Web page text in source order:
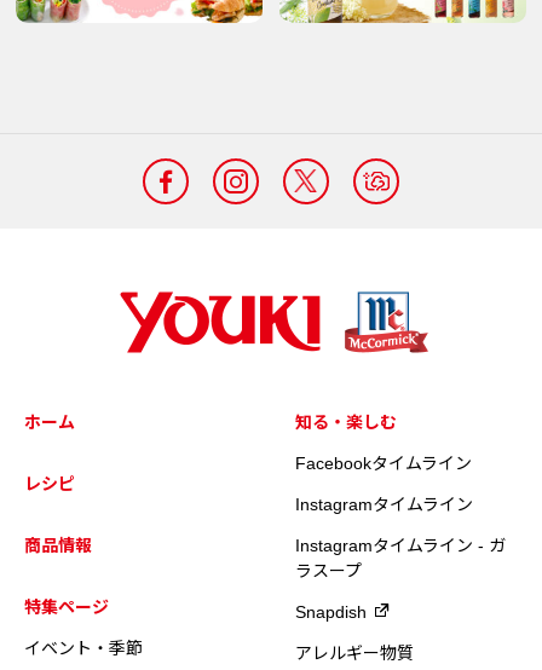
ホーム
レシピ
商品情報
特集ページ
イベント・季節
知る・楽しむ
Facebookタイムライン
Instagramタイムライン
Instagramタイムライン - ガ
ラスープ
Snapdish
アレルギー物質